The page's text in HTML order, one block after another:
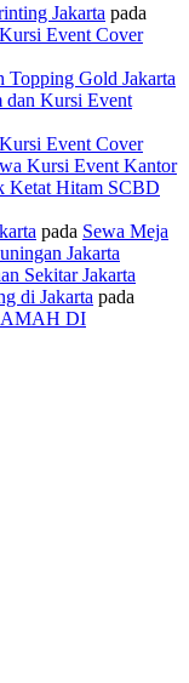
Jakarta pada
Event Cover
Gold Jakarta
dan Kursi Event
Event Cover
Kursi Event Kantor
Ketat Hitam SCBD
pada Sewa Meja
Jakarta
Sekitar Jakarta
di Jakarta pada
DI